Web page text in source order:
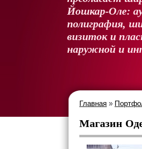
Йошкар-Оле:
полиграфия,
визиток и
наружной и
Главная »
Магазин